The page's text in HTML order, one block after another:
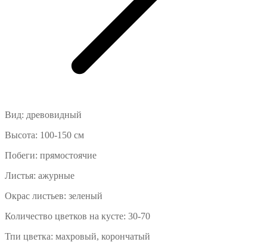
Вид: древовидный
Высота: 100-150 см
Побеги: прямостоячие
Листья: ажурные
Окрас листьев: зеленый
Количество цветков на кусте: 30-70
Тпи цветка: махровый, корончатый